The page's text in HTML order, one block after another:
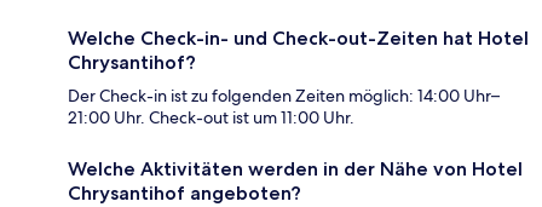
Welche Check-in- und Check-out-Zeiten hat Hotel
Chrysantihof?
Der Check-in ist zu folgenden Zeiten möglich: 14:00 Uhr–
21:00 Uhr. Check-out ist um 11:00 Uhr.
Welche Aktivitäten werden in der Nähe von Hotel
Chrysantihof angeboten?